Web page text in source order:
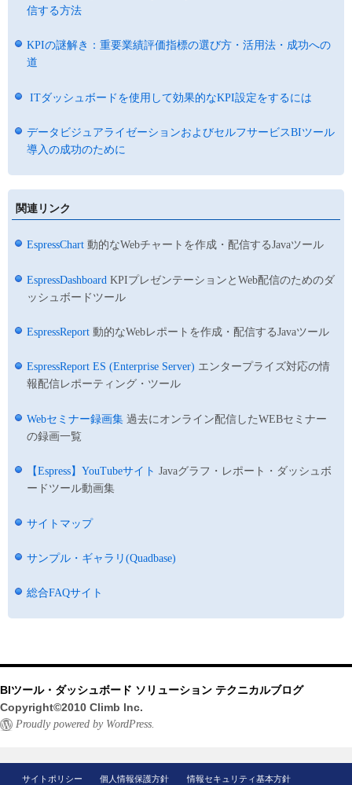
信する方法
KPIの謎解き：重要業績評価指標の選び方・活用法・成功への
道
ITダッシュボードを使用して効果的なKPI設定をするには
データビジュアライゼーションおよびセルフサービスBIツール
導入の成功のために
関連リンク
EspressChart 動的なWebチャートを作成・配信するJavaツール
EspressDashboard KPIプレゼンテーションとWeb配信のためのダ
ッシュボードツール
EspressReport 動的なWebレポートを作成・配信するJavaツール
EspressReport ES (Enterprise Server) エンタープライズ対応の情
報配信レポーティング・ツール
Webセミナー録画集 過去にオンライン配信したWEBセミナー
の録画一覧
【Espress】YouTubeサイト Javaグラフ・レポート・ダッシュボ
ードツール動画集
サイトマップ
サンプル・ギャラリ(Quadbase)
総合FAQサイト
BIツール・ダッシュボード ソリューション テクニカルブログ
Copyright©2010 Climb Inc.
Proudly powered by WordPress.
サイトポリシー 個人情報保護方針 情報セキュリティ基本方針